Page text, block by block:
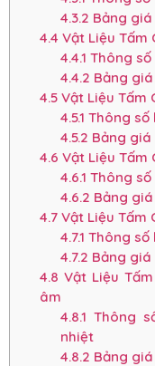
4.3.2 Bảng
4.4 Vật Liệu Tấm
4.4.1 Thông số
4.4.2 Bảng
4.5Vật Liệu Tấm
4.5.1 Thông số
4.5.2 Bảng giá
4.6 Vật Liệu Tấm
4.6.1 Thông số
4.6.2 Bảng
4.7Vật Liệu Tấm
4.7.1 Thông số
4.7.2 Bảng giá
4.8 Vật Liệu
âm
4.8.1 Thông
nhiệt
4.8.2 Bảng